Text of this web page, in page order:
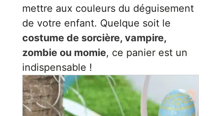
mettre aux couleurs du déguisement
de votre enfant. Quelque soit le
costume de sorcière, vampire,
zombie ou momie, ce panier est un
indispensable !